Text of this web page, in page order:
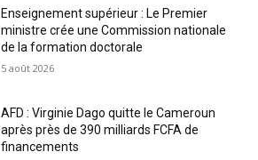
Enseignement supérieur : Le Premier
ministre crée une Commission nationale
de la formation doctorale
5 août 2026
AFD : Virginie Dago quitte le Cameroun
après près de 390 milliards FCFA de
financements